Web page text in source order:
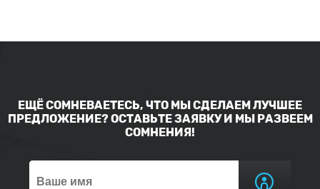
ЕЩЁ СОМНЕВАЕТЕСЬ, ЧТО МЫ СДЕЛАЕМ ЛУЧШЕЕ
ПРЕДЛОЖЕНИЕ? ОСТАВЬТЕ ЗАЯВКУ И МЫ РАЗВЕЕМ
СОМНЕНИЯ!